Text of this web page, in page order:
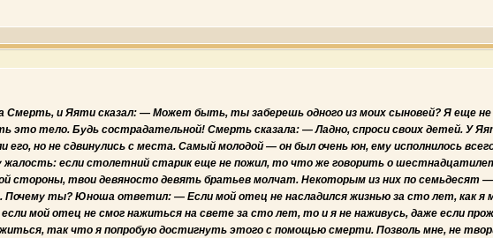
и Яяти сказал: — Может быть, ты заберешь одного из моих сыновей? Я еще
это тело. Будь сострадательной! Смерть сказала: — Ладно, спроси своих детей. У
но не сдвинулись с места. Самый молодой — он был очень юн, ему исполнилось
жалость: если столетний старик еще не пожил, то что же говорить о
стороны, твои девяносто девять братьев молчат. Некоторым из них по семьдесят
Почему ты? Юноша ответил: — Если мой отец не насладился жизнью за сто лет, как я
мой отец не смог нажиться на свете за сто лет, то и я не наживусь, даже если
так что я попробую достигнуть этого с помощью смерти. Позволь мне, не